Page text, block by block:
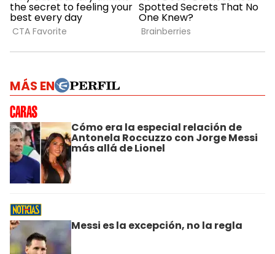
MÁS EN
Cómo era la especial relación de
Antonela Roccuzzo con Jorge Messi
más allá de Lionel
Messi es la excepción, no la regla